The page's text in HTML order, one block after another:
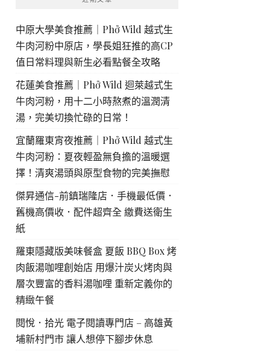
中原大學美食推薦｜Phở Wild 越式生
牛肉河粉中原店，學長姐狂推的高CP
值日常料理與新生必看點餐全攻略
花蓮美食推薦｜Phở Wild 迴萊越式生
牛肉河粉，用十二小時熬煮的溫潤清
湯，完美切換忙碌的日常！
宜蘭羅東宵夜推薦｜Phở Wild 越式生
牛肉河粉：夏夜輕盈無負擔的溫暖選
擇！清爽湯頭與原型食物的完美撫慰
傑昇通信-前鎮瑞隆店．手機最低價．
舊機高價收．配件超齊全 繳費送衛生
紙
羅東隱藏版美味餐盒 夏飯 BBQ Box 烤
肉飯湯咖哩創始店 用爆汁炭火烤肉與
層次豐富的香料湯咖哩 重新定義你的
精緻午餐
閱悅．拾光 電子閱讀專門店 – 高雄黃
埔新村門市 讓人想停下腳步休息